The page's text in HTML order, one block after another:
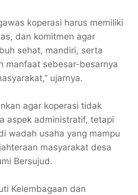
koperasi harus memiliki
dan komitmen agar
sehat, mandiri, serta
manfaat sebesar-besarnya
ujarnya.
agar koperasi tidak
aspek administratif, tetapi
wadah usaha yang mampu
masyarakat desa
Bersujud.
Kelembagaan dan